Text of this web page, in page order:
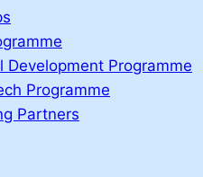
Development Programme
Programme
Partners